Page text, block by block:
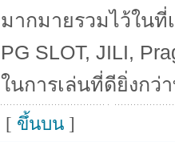
มากมายรวมไว้ใน
PG SLOT, JILI,
ในการเล่นที่ดียิ่งกว่
[ ขึ้นบน ]